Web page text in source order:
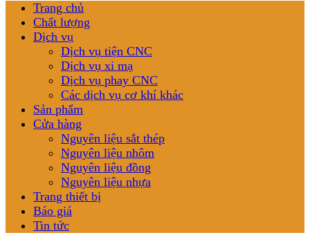
Trang chủ
Chất lượng
Dịch vụ
Dịch vụ tiện CNC
Dịch vụ xi mạ
Dịch vụ phay CNC
Các dịch vụ cơ khí khác
Sản phẩm
Cửa hàng
Nguyên liệu sắt thép
Nguyên liệu nhôm
Nguyên liệu đồng
Nguyên liệu nhựa
Trang thiết bị
Báo giá
Tin tức